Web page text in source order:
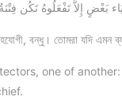
بَعْضٍ إِلاَّ تَفْعَلُوهُ تَكُن
বন্ধু। তোমরা যদি এমন
one of